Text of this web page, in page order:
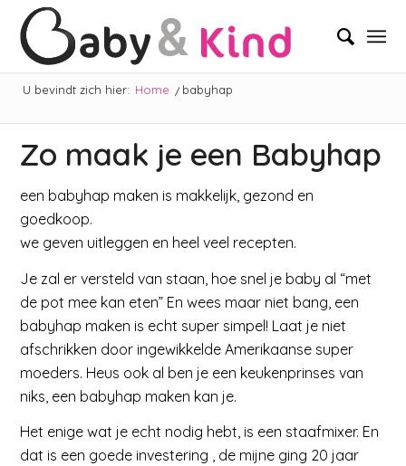
U bevindt zich hier: Home / babyhap
Zo maak je een Babyhap
een babyhap maken is makkelijk, gezond en
goedkoop.
we geven uitleggen en heel veel recepten.
Je zal er versteld van staan, hoe snel je baby al “met
de pot mee kan eten” En wees maar niet bang, een
babyhap maken is echt super simpel! Laat je niet
afschrikken door ingewikkelde Amerikaanse super
moeders. Heus ook al ben je een keukenprinses van
niks, een babyhap maken kan je.
Het enige wat je echt nodig hebt, is een staafmixer. En
dat is een goede investering , de mijne ging 20 jaar